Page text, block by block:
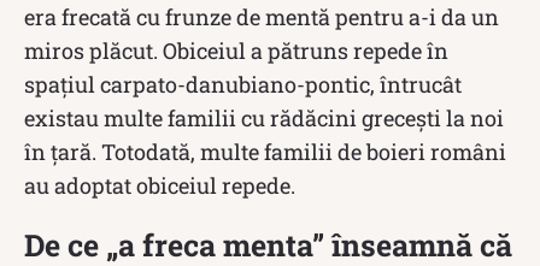
era frecată cu frunze de mentă pentru a-i da un
miros plăcut. Obiceiul a pătruns repede în
spațiul carpato-danubiano-pontic, întrucât
existau multe familii cu rădăcini grecești la noi
în țară. Totodată, multe familii de boieri români
au adoptat obiceiul repede.
De ce „a freca menta” înseamnă că